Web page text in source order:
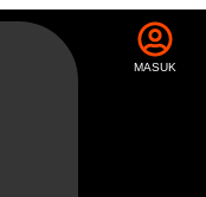
MASUK